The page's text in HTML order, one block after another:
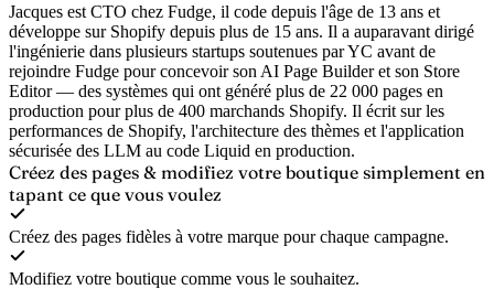
Jacques est CTO chez Fudge, il code depuis l'âge de 13 ans et
développe sur Shopify depuis plus de 15 ans. Il a auparavant dirigé
l'ingénierie dans plusieurs startups soutenues par YC avant de
rejoindre Fudge pour concevoir son AI Page Builder et son Store
Editor — des systèmes qui ont généré plus de 22 000 pages en
production pour plus de 400 marchands Shopify. Il écrit sur les
performances de Shopify, l'architecture des thèmes et l'application
sécurisée des LLM au code Liquid en production.
Créez des pages & modifiez votre boutique simplement en
tapant ce que vous voulez
Créez des pages fidèles à votre marque pour chaque campagne.
Modifiez votre boutique comme vous le souhaitez.